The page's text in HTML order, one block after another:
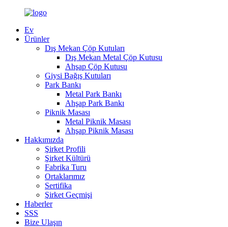
Ev
Ürünler
Dış Mekan Çöp Kutuları
Dış Mekan Metal Çöp Kutusu
Ahşap Çöp Kutusu
Giysi Bağış Kutuları
Park Bankı
Metal Park Bankı
Ahşap Park Bankı
Piknik Masası
Metal Piknik Masası
Ahşap Piknik Masası
Hakkımızda
Şirket Profili
Şirket Kültürü
Fabrika Turu
Ortaklarımız
Sertifika
Şirket Geçmişi
Haberler
SSS
Bize Ulaşın